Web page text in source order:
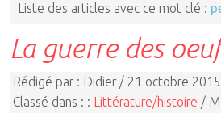
Liste des articles avec ce mot clé :
La guerre des
Rédigé par : Didier / 21 octobre
Classé dans : : Littérature/histoire /